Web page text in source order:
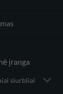
įranga
siurbliai